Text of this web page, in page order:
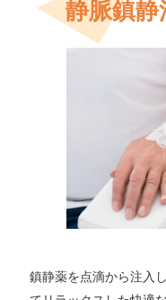
静脈鎮静
鎮静薬を点滴から注⼊